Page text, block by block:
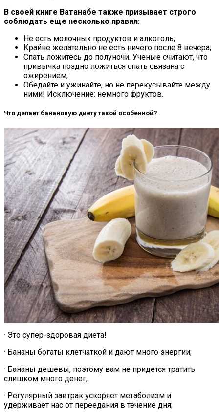
В своей книге Ватанабе также призывает строго
соблюдать еще несколько правил:
Не есть молочных продуктов и алкоголь;
Крайне желательно не есть ничего после 8 вечера;
Спать ложитесь до полуночи. Ученые считают, что
привычка поздно ложиться спать связана с
ожирением;
Обедайте и ужинайте, но не перекусывайте между
ними! Исключение: немного фруктов.
Что делает банановую диету такой особенной?
· Это супер-здоровая диета!
· Бананы богаты клетчаткой и дают много энергии;
· Бананы дешевы, поэтому вам не придется тратить
слишком много денег;
· Регулярный завтрак ускоряет метаболизм и
удерживает нас от переедания в течение дня;